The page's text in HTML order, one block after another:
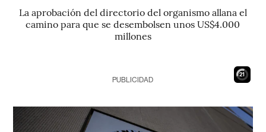
La aprobación del directorio del organismo allana el
camino para que se desembolsen unos US$4.000
millones
20
PUBLICIDAD